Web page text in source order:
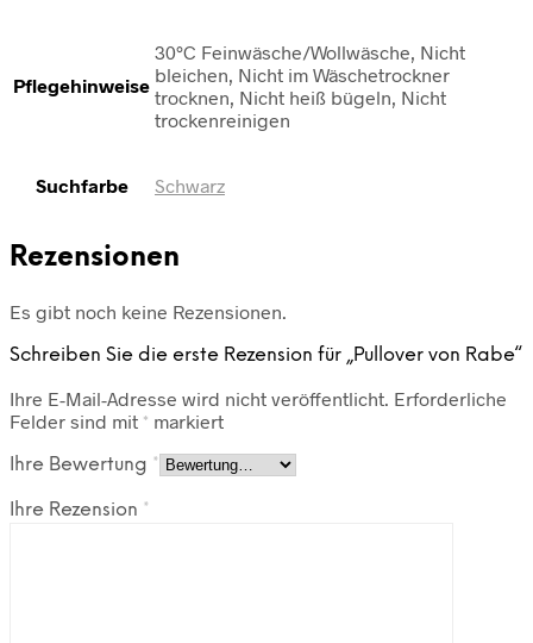
Pflegehinweise
30°C Feinwäsche/Wollwäsche, Nicht
bleichen, Nicht im Wäschetrockner
trocknen, Nicht heiß bügeln, Nicht
trockenreinigen
Suchfarbe Schwarz
Rezensionen
Es gibt noch keine Rezensionen.
Schreiben Sie die erste Rezension für „Pullover von Rabe“
Ihre E-Mail-Adresse wird nicht veröffentlicht. Erforderliche
Felder sind mit * markiert
Ihre Bewertung *
Ihre Rezension *